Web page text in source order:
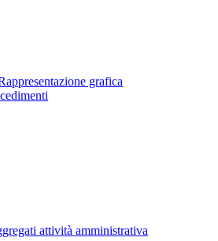
grafica
attività amministrativa